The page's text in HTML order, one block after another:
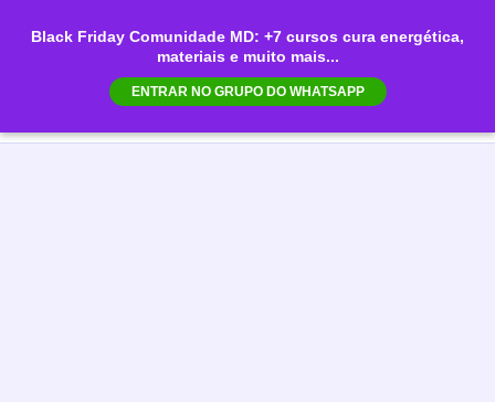
Black Friday Comunidade MD: +7 cursos cura energética,
materiais e muito mais...
ENTRAR NO GRUPO DO WHATSAPP
para